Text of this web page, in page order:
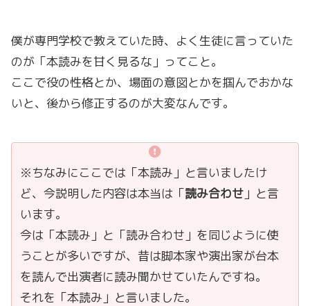
僕が専門学校で教えていた時、よく生徒に言っていた
のが「本読みを甘く見るな」ってこと。
ここで役の性格とか、場面の意図とかを掴んでおかな
いと、後から修正するのが大変なんです。
※ちなみにここでは「本読み」と言いましたけ
ど、今説明した内容は本当は「読み合わせ 」と言
います。
今は「本読み」と「読み合わせ」を同じように使
うことが多いですが、昔は脚本家や演出家が台本
を読んで出演者に読み聞かせていたんですね。
それを「本読み」と言いました。